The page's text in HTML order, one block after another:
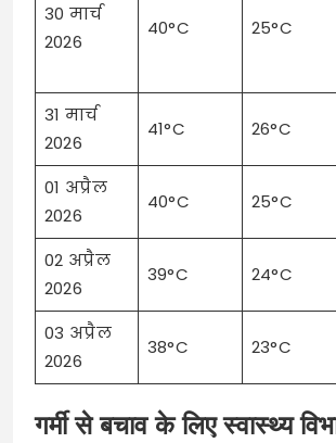
30 मार्च
2026
40°C 25°C
31 मार्च
2026
41°C 26°C
01 अप्रैल
2026
40°C 25°C
02 अप्रैल
2026
39°C 24°C
03 अप्रैल
2026
38°C 23°C
गर्मी से बचाव के लिए स्वास्थ्य